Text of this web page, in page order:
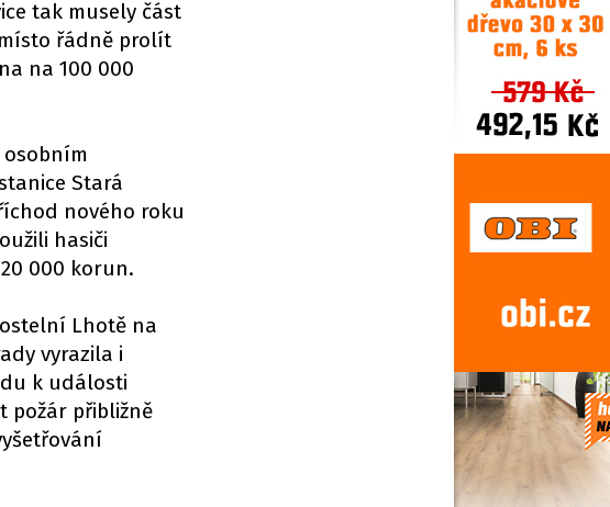
tak musely část
řádně prolít
na 100 000
Stará
nového roku
hasiči
000 korun.
Lhotě na
vyrazila i
k události
požár přibližně